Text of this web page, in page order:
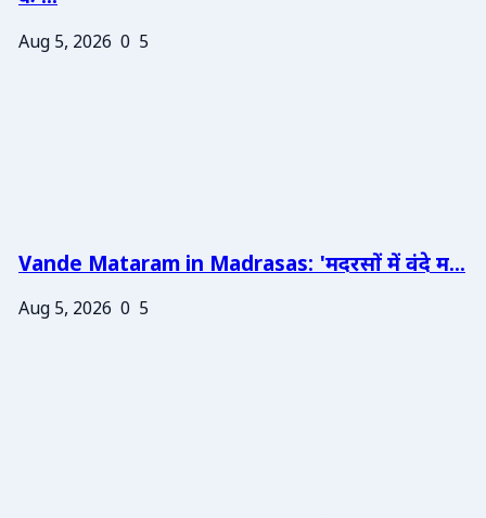
Aug 5, 2026 0 5
Vande Mataram in Madrasas: 'मदरसों में वंदे म...
Aug 5, 2026 0 5